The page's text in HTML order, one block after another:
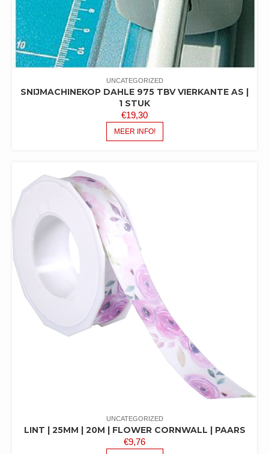
UNCATEGORIZED
SNIJMACHINEKOP DAHLE 975 TBV VIERKANTE AS |
1 STUK
€19,30
MEER INFO!
UNCATEGORIZED
LINT | 25MM | 20M | FLOWER CORNWALL | PAARS
€9,76